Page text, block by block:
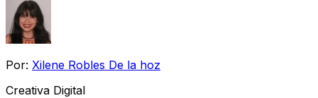
Por: Xilene Robles De la hoz
Creativa Digital